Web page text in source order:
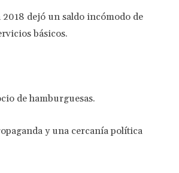
dejó un saldo incómodo de
básicos.
de hamburguesas.
y una cercanía política